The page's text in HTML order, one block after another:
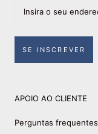
SE INSCREVER
APOIO AO CLIENTE
Perguntas frequentes